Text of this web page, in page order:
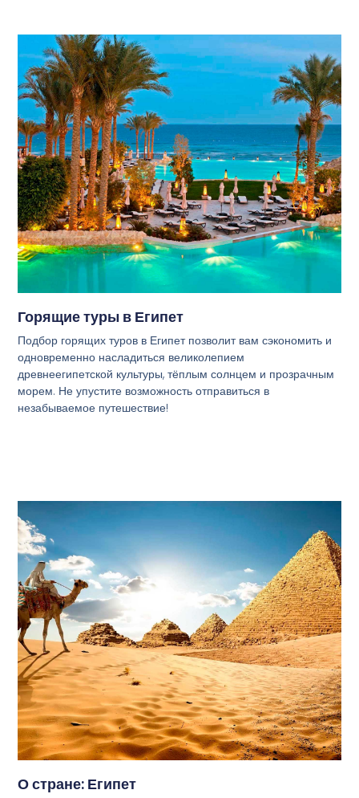
Горящие туры в Египет
Подбор горящих туров в Египет позволит вам сэкономить и
одновременно насладиться великолепием
древнеегипетской культуры, тёплым солнцем и прозрачным
морем. Не упустите возможность отправиться в
незабываемое путешествие!
О стране: Египет